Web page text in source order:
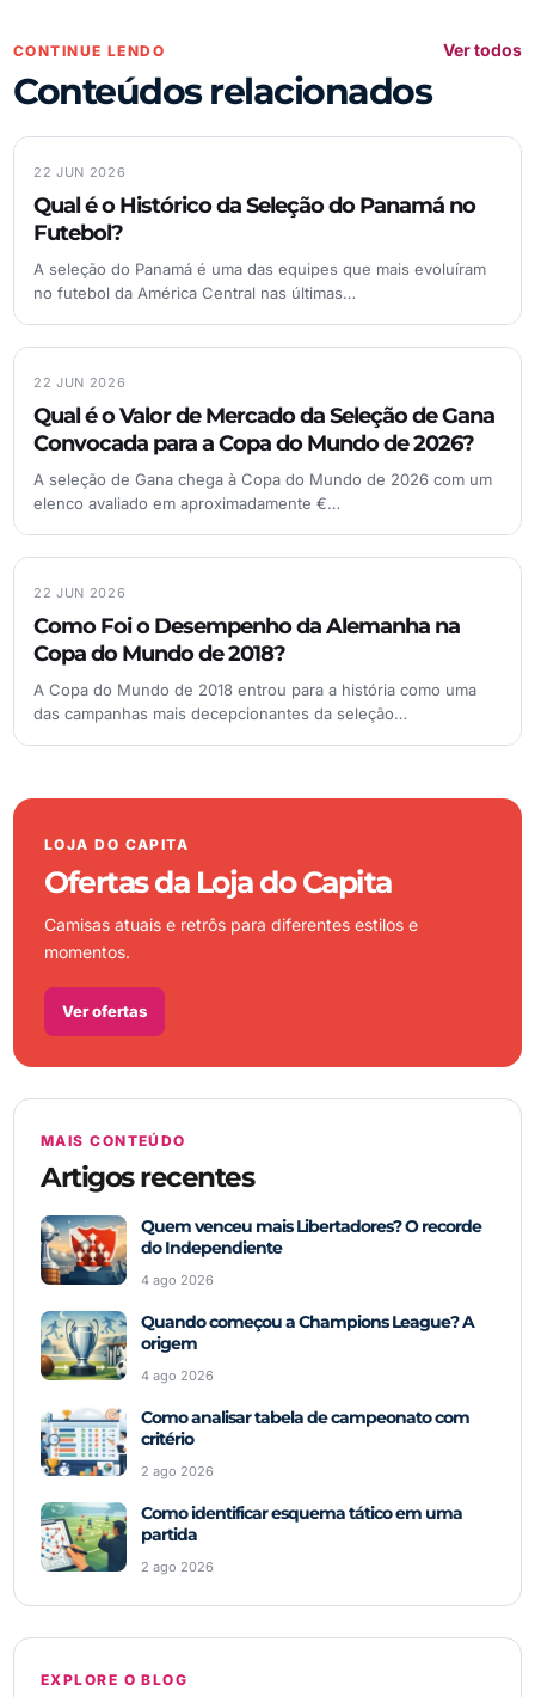
CONTINUE LENDO
Conteúdos relacionados
Ver todos
22 JUN 2026
Qual é o Histórico da Seleção do Panamá no
Futebol?
A seleção do Panamá é uma das equipes que mais evoluíram
no futebol da América Central nas últimas…
22 JUN 2026
Qual é o Valor de Mercado da Seleção de Gana
Convocada para a Copa do Mundo de 2026?
A seleção de Gana chega à Copa do Mundo de 2026 com um
elenco avaliado em aproximadamente €…
22 JUN 2026
Como Foi o Desempenho da Alemanha na
Copa do Mundo de 2018?
A Copa do Mundo de 2018 entrou para a história como uma
das campanhas mais decepcionantes da seleção…
LOJA DO CAPITA
Ofertas da Loja do Capita
Camisas atuais e retrôs para diferentes estilos e
momentos.
Ver ofertas
MAIS CONTEÚDO
Artigos recentes
Quem venceu mais Libertadores? O recorde
do Independiente
4 ago 2026
Quando começou a Champions League? A
origem
4 ago 2026
Como analisar tabela de campeonato com
critério
2 ago 2026
Como identificar esquema tático em uma
partida
2 ago 2026
EXPLORE O BLOG